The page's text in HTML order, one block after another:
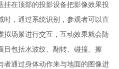
挂在顶部的投影设备把影像效果投
时，通过系统识别，参观者可以直
拟场景进行交互，互动效果就会随
目包括水波纹、翻转、碰撞、擦
者通过身体动作来与地面的图像进